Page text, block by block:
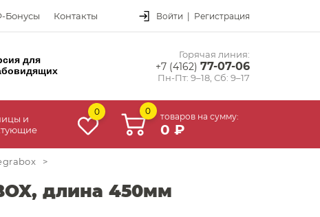
Контакты Войти | Регистрация
для
Горячая линия:
+7 (4162) 77-07-06
Пн-Пт: 9–18, Сб: 9–17
и
0 0
товаров на сумму:
0 ₽
>
длина 450мм